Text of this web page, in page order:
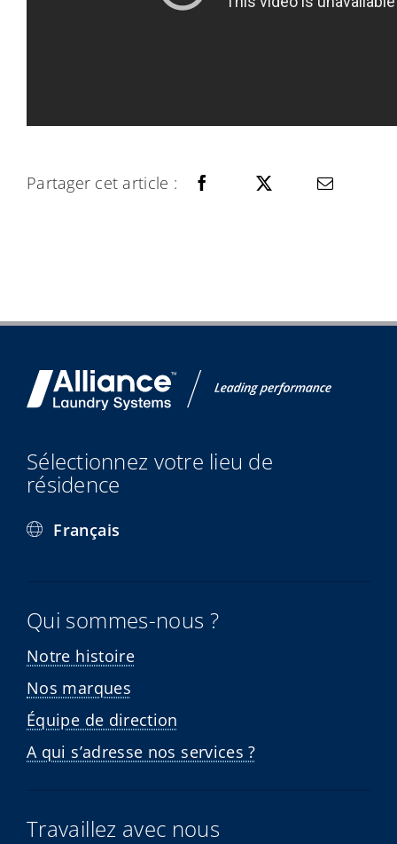
Partager cet article :
Sélectionnez votre lieu de
résidence
Français
Qui sommes-nous ?
Notre histoire
Nos marques
Équipe de direction
A qui s’adresse nos services ?
Travaillez avec nous